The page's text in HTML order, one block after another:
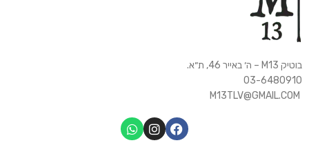
בוטיק M13 – ה׳ באייר 46, ת״א.
03-6480910